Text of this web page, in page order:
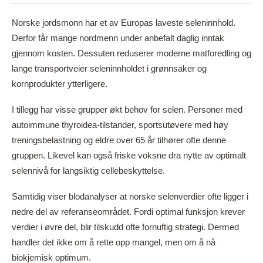
Norske jordsmonn har et av Europas laveste seleninnhold.
Derfor får mange nordmenn under anbefalt daglig inntak
gjennom kosten. Dessuten reduserer moderne matforedling og
lange transportveier seleninnholdet i grønnsaker og
kornprodukter ytterligere.
I tillegg har visse grupper økt behov for selen. Personer med
autoimmune thyroidea-tilstander, sportsutøvere med høy
treningsbelastning og eldre over 65 år tilhører ofte denne
gruppen. Likevel kan også friske voksne dra nytte av optimalt
selennivå for langsiktig cellebeskyttelse.
Samtidig viser blodanalyser at norske selenverdier ofte ligger i
nedre del av referanseområdet. Fordi optimal funksjon krever
verdier i øvre del, blir tilskudd ofte fornuftig strategi. Dermed
handler det ikke om å rette opp mangel, men om å nå
biokjemisk optimum.